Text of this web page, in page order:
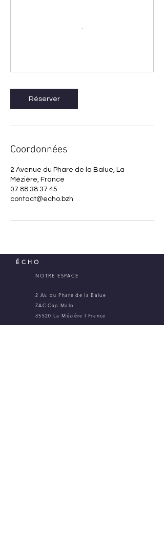
Réserver
Coordonnées
2 Avenue du Phare de la Balue, La
Mézière, France
07 88 38 37 45
contact@echo.bzh
É CHO
NOTRE ESPACE
2 Av. du Phare de la Balue
ZAC Cap Malo
35520 La Mézière I France